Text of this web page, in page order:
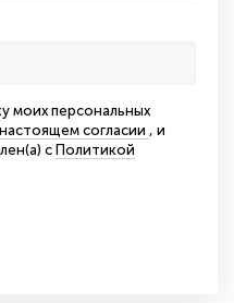
моих персональных
настоящем согласии , и
с Политикой